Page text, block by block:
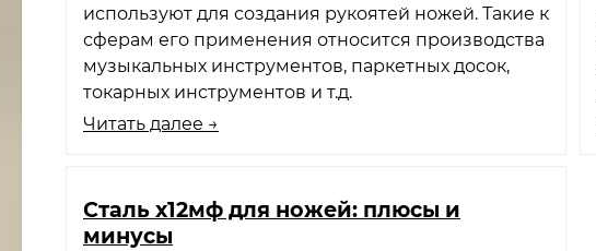
используют для создания рукоятей ножей. Такие к
сферам его применения относится производства
музыкальных инструментов, паркетных досок,
токарных инструментов и т.д.
Читать далее →
Сталь х12мф для ножей: плюсы и
минусы